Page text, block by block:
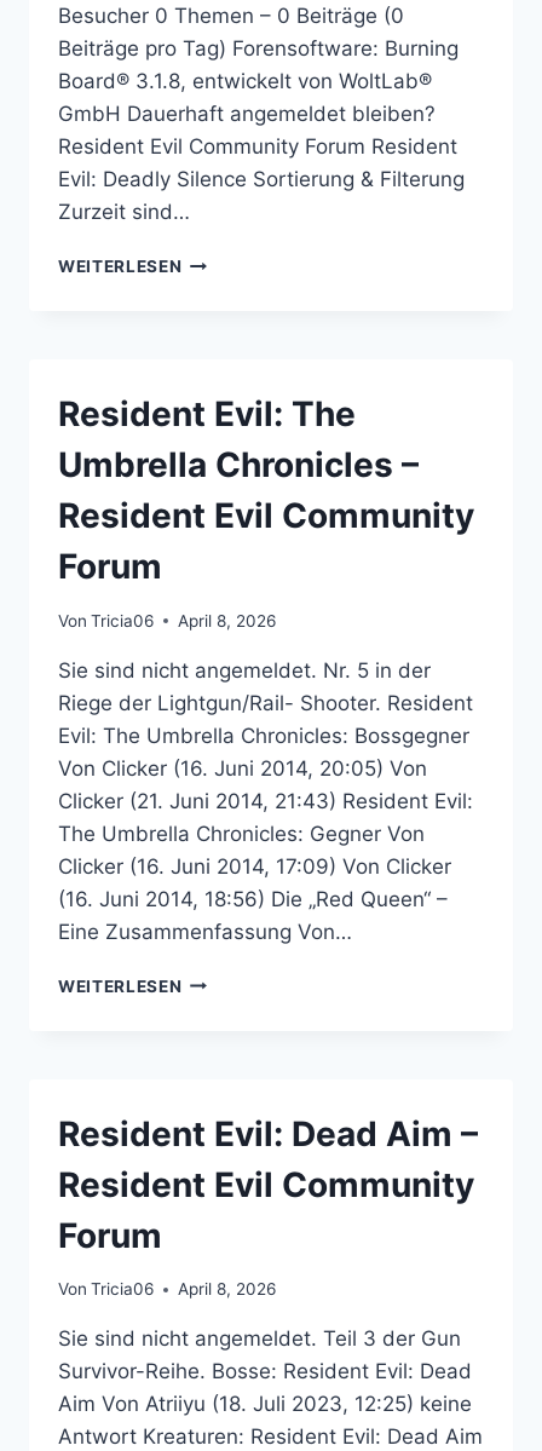
Besucher 0 Themen – 0 Beiträge (0
Beiträge pro Tag) Forensoftware: Burning
Board® 3.1.8, entwickelt von WoltLab®
GmbH Dauerhaft angemeldet bleiben?
Resident Evil Community Forum Resident
Evil: Deadly Silence Sortierung & Filterung
Zurzeit sind…
WEITERLESEN RESIDENT
EVIL
FORUM
Resident Evil: The
Umbrella Chronicles –
Resident Evil Community
Forum
Von Tricia06 April 8, 2026
Sie sind nicht angemeldet. Nr. 5 in der
Riege der Lightgun/Rail- Shooter. Resident
Evil: The Umbrella Chronicles: Bossgegner
Von Clicker (16. Juni 2014, 20:05) Von
Clicker (21. Juni 2014, 21:43) Resident Evil:
The Umbrella Chronicles: Gegner Von
Clicker (16. Juni 2014, 17:09) Von Clicker
(16. Juni 2014, 18:56) Die „Red Queen“ –
Eine Zusammenfassung Von…
WEITERLESEN RESIDENT
RESIDENT
COMMUNITY
Resident Evil: Dead Aim –
Resident Evil Community
Forum
Von Tricia06 April 8, 2026
Sie sind nicht angemeldet. Teil 3 der Gun
Survivor-Reihe. Bosse: Resident Evil: Dead
Aim Von Atriiyu (18. Juli 2023, 12:25) keine
Antwort Kreaturen: Resident Evil: Dead Aim